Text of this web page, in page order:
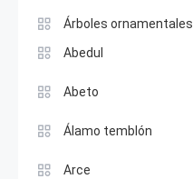
Árboles ornamentales
Abedul
Abeto
Álamo temblón
Arce